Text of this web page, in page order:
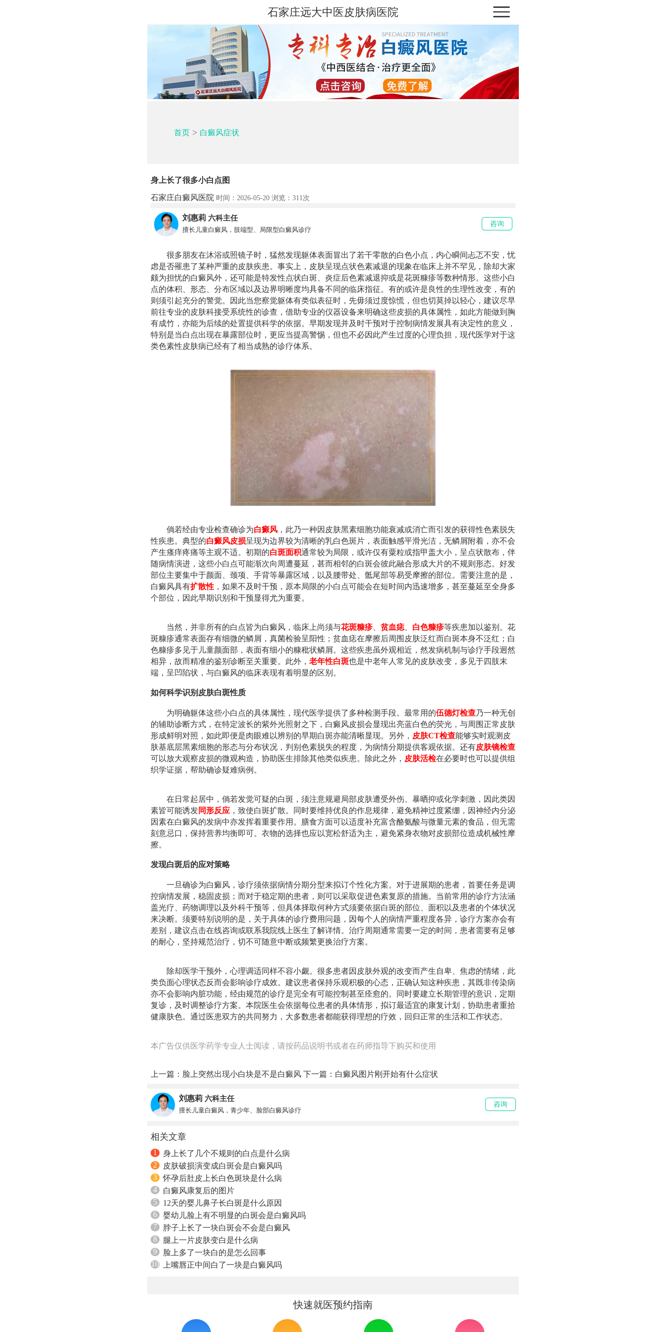
石家庄远大中医皮肤病医院
首页> 白癜风症状
身上长了很多小白点图
石家庄白癜风医院 时间：2026-05-20 浏览： 311次
刘惠莉 六科主任
擅长儿童白癜风，肢端型、局限型白癜风诊疗
咨询
很多朋友在沐浴或照镜子时，猛然发现躯体表面冒出了若干零散的白色小点，内心瞬间忐忑不安，忧
虑是否罹患了某种严重的皮肤疾患。事实上，皮肤呈现点状色素减退的现象在临床上并不罕见，除却大家
颇为担忧的白癜风外，还可能是特发性点状白斑、炎症后色素减退抑或是花斑糠疹等数种情形。这些小白
点的体积、形态、分布区域以及边界明晰度均具备不同的临床指征。有的或许是良性的生理性改变，有的
则须引起充分的警觉。因此当您察觉躯体有类似表征时，先毋须过度惊慌，但也切莫掉以轻心，建议尽早
前往专业的皮肤科接受系统性的诊查，借助专业的仪器设备来明确这些皮损的具体属性，如此方能做到胸
有成竹，亦能为后续的处置提供科学的依据。早期发现并及时干预对于控制病情发展具有决定性的意义，
特别是当白点出现在暴露部位时，更应当提高警惕，但也不必因此产生过度的心理负担，现代医学对于这
类色素性皮肤病已经有了相当成熟的诊疗体系。
倘若经由专业检查确诊为白癜风 ，此乃一种因皮肤黑素细胞功能衰减或消亡而引发的获得性色素脱失
性疾患。典型的白癜风皮损呈现为边界较为清晰的乳白色斑片，表面触感平滑光洁，无鳞屑附着，亦不会
产生瘙痒疼痛等主观不适。初期的白斑面积通常较为局限，或许仅有粟粒或指甲盖大小，呈点状散布，伴
随病情演进，这些小白点可能渐次向周遭蔓延，甚而相邻的白斑会彼此融合形成大片的不规则形态。好发
部位主要集中于颜面、颈项、手背等暴露区域，以及腰带处、骶尾部等易受摩擦的部位。需要注意的是，
白癜风具有扩散性 ，如果不及时干预，原本局限的小白点可能会在短时间内迅速增多，甚至蔓延至全身多
个部位，因此早期识别和干预显得尤为重要。
当然，并非所有的白点皆为白癜风，临床上尚须与花斑糠疹、 贫血痣 白色糠疹等疾患加以鉴别。花
斑糠疹通常表面存有细微的鳞屑，真菌检验呈阳性；贫血痣在摩擦后周围皮肤泛红而白斑本身不泛红；白
色糠疹多见于儿童颜面部，表面有细小的糠秕状鳞屑。这些疾患虽外观相近，然发病机制与诊疗手段迥然
相异，故而精准的鉴别诊断至关重要。此外， 老年性白斑也是中老年人常见的皮肤改变，多见于四肢末
端，呈凹陷状，与白癜风的临床表现有着明显的区别。
如何科学识别皮肤白斑性质
为明确躯体这些小白点的具体属性，现代医学提供了多种检测手段。最常用的伍德灯检查乃一种无创
的辅助诊断方式，在特定波长的紫外光照射之下，白癜风皮损会显现出亮蓝白色的荧光，与周围正常皮肤
形成鲜明对照，如此即便是肉眼难以辨别的早期白斑亦能清晰显现。另外， 皮肤CT检查能够实时观测皮
肤基底层黑素细胞的形态与分布状况，判别色素脱失的程度，为病情分期提供客观依据。还有皮肤镜检查
可以放大观察皮损的微观构造，协助医生排除其他类似疾患。除此之外， 皮肤活检在必要时也可以提供组
织学证据，帮助确诊疑难病例。
在日常起居中，倘若发觉可疑的白斑，须注意规避局部皮肤遭受外伤、暴晒抑或化学刺激，因此类因
素皆可能诱发同形反应 ，致使白斑扩散。同时要维持优良的作息规律，避免精神过度紧绷，因神经内分泌
因素在白癜风的发病中亦发挥着重要作用。膳食方面可以适度补充富含酪氨酸与微量元素的食品，但无需
刻意忌口，保持营养均衡即可。衣物的选择也应以宽松舒适为主，避免紧身衣物对皮损部位造成机械性摩
擦。
发现白斑后的应对策略
一旦确诊为白癜风，诊疗须依据病情分期分型来拟订个性化方案。对于进展期的患者，首要任务是调
控病情发展，稳固皮损；而对于稳定期的患者，则可以采取促进色素复原的措施。当前常用的诊疗方法涵
盖光疗、药物调理以及外科干预等，但具体择取何种方式须要依据白斑的部位、面积以及患者的个体状况
来决断。须要特别说明的是，关于具体的诊疗费用问题，因每个人的病情严重程度各异，诊疗方案亦会有
差别，建议点击在线咨询或联系我院线上医生了解详情。治疗周期通常需要一定的时间，患者需要有足够
的耐心，坚持规范治疗，切不可随意中断或频繁更换治疗方案。
除却医学干预外，心理调适同样不容小觑。很多患者因皮肤外观的改变而产生自卑、焦虑的情绪，此
类负面心理状态反而会影响诊疗成效。建议患者保持乐观积极的心态，正确认知这种疾患，其既非传染病
亦不会影响内脏功能，经由规范的诊疗是完全有可能控制甚至痊愈的。同时要建立长期管理的意识，定期
复诊，及时调整诊疗方案。本院医生会依据每位患者的具体情形，拟订最适宜的康复计划，协助患者重拾
健康肤色。通过医患双方的共同努力，大多数患者都能获得理想的疗效，回归正常的生活和工作状态。
本广告仅供医学药学专业人士阅读，请按药品说明书或者在药师指导下购买和使用
上一篇： 脸上突然出现小白块是不是白癜风 下一篇： 白癜风图片刚开始有什么症状
刘惠莉 六科主任
擅长儿童白癜风，青少年、脸部白癜风诊疗
咨询
相关文章
1
身上长了几个不规则的白点是什么病
2
皮肤破损演变成白斑会是白癜风吗
3
怀孕后肚皮上长白色斑块是什么病
4
白癜风康复后的图片
5
12天的婴儿鼻子长白斑是什么原因
6
婴幼儿脸上有不明显的白斑会是白癜风吗
7
脖子上长了一块白斑会不会是白癜风
8
腿上一片皮肤变白是什么病
9
脸上多了一块白的是怎么回事
10
上嘴唇正中间白了一块是白癜风吗
快速就医预约指南